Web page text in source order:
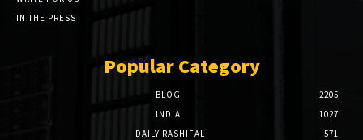
IN THE PRESS
Popular Category
BLOG
2205
INDIA
1027
DAILY RASHIFAL
571